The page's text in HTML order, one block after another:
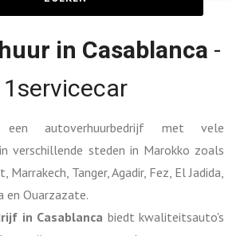
in Casablanca -
1servicecar
een autoverhuurbedrijf met vele
verschillende steden in Marokko zoals
Marrakech, Tanger, Agadir, Fez, El Jadida,
en Ouarzazate.
in Casablanca biedt kwaliteitsauto's